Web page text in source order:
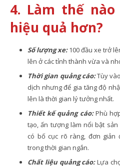
4. Làm thế
hiệu quả hơn?
Số lượng xe:100 đầu xe trở
lên ở các tỉnh thành vừa và
Thời gian quảng cáo:Tùy
dịch nhưng để gia tăng độ
lên là thời gian lý tưởng nhất.
Thiết kế quảng cáo:Phù
tạo, ấn tượng làm nổi bật
có bố cục rõ ràng, đơn giản
trong thời gian ngắn.
Chất liệu quảng cáo:Lựa